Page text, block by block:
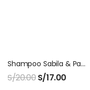
Shampoo Sabila & Pantenol Beia
S/20.00 S/17.00